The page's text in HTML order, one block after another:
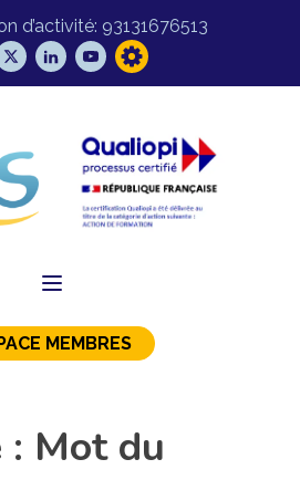
d’activité: 93131676513
MEMBRES
: Mot du